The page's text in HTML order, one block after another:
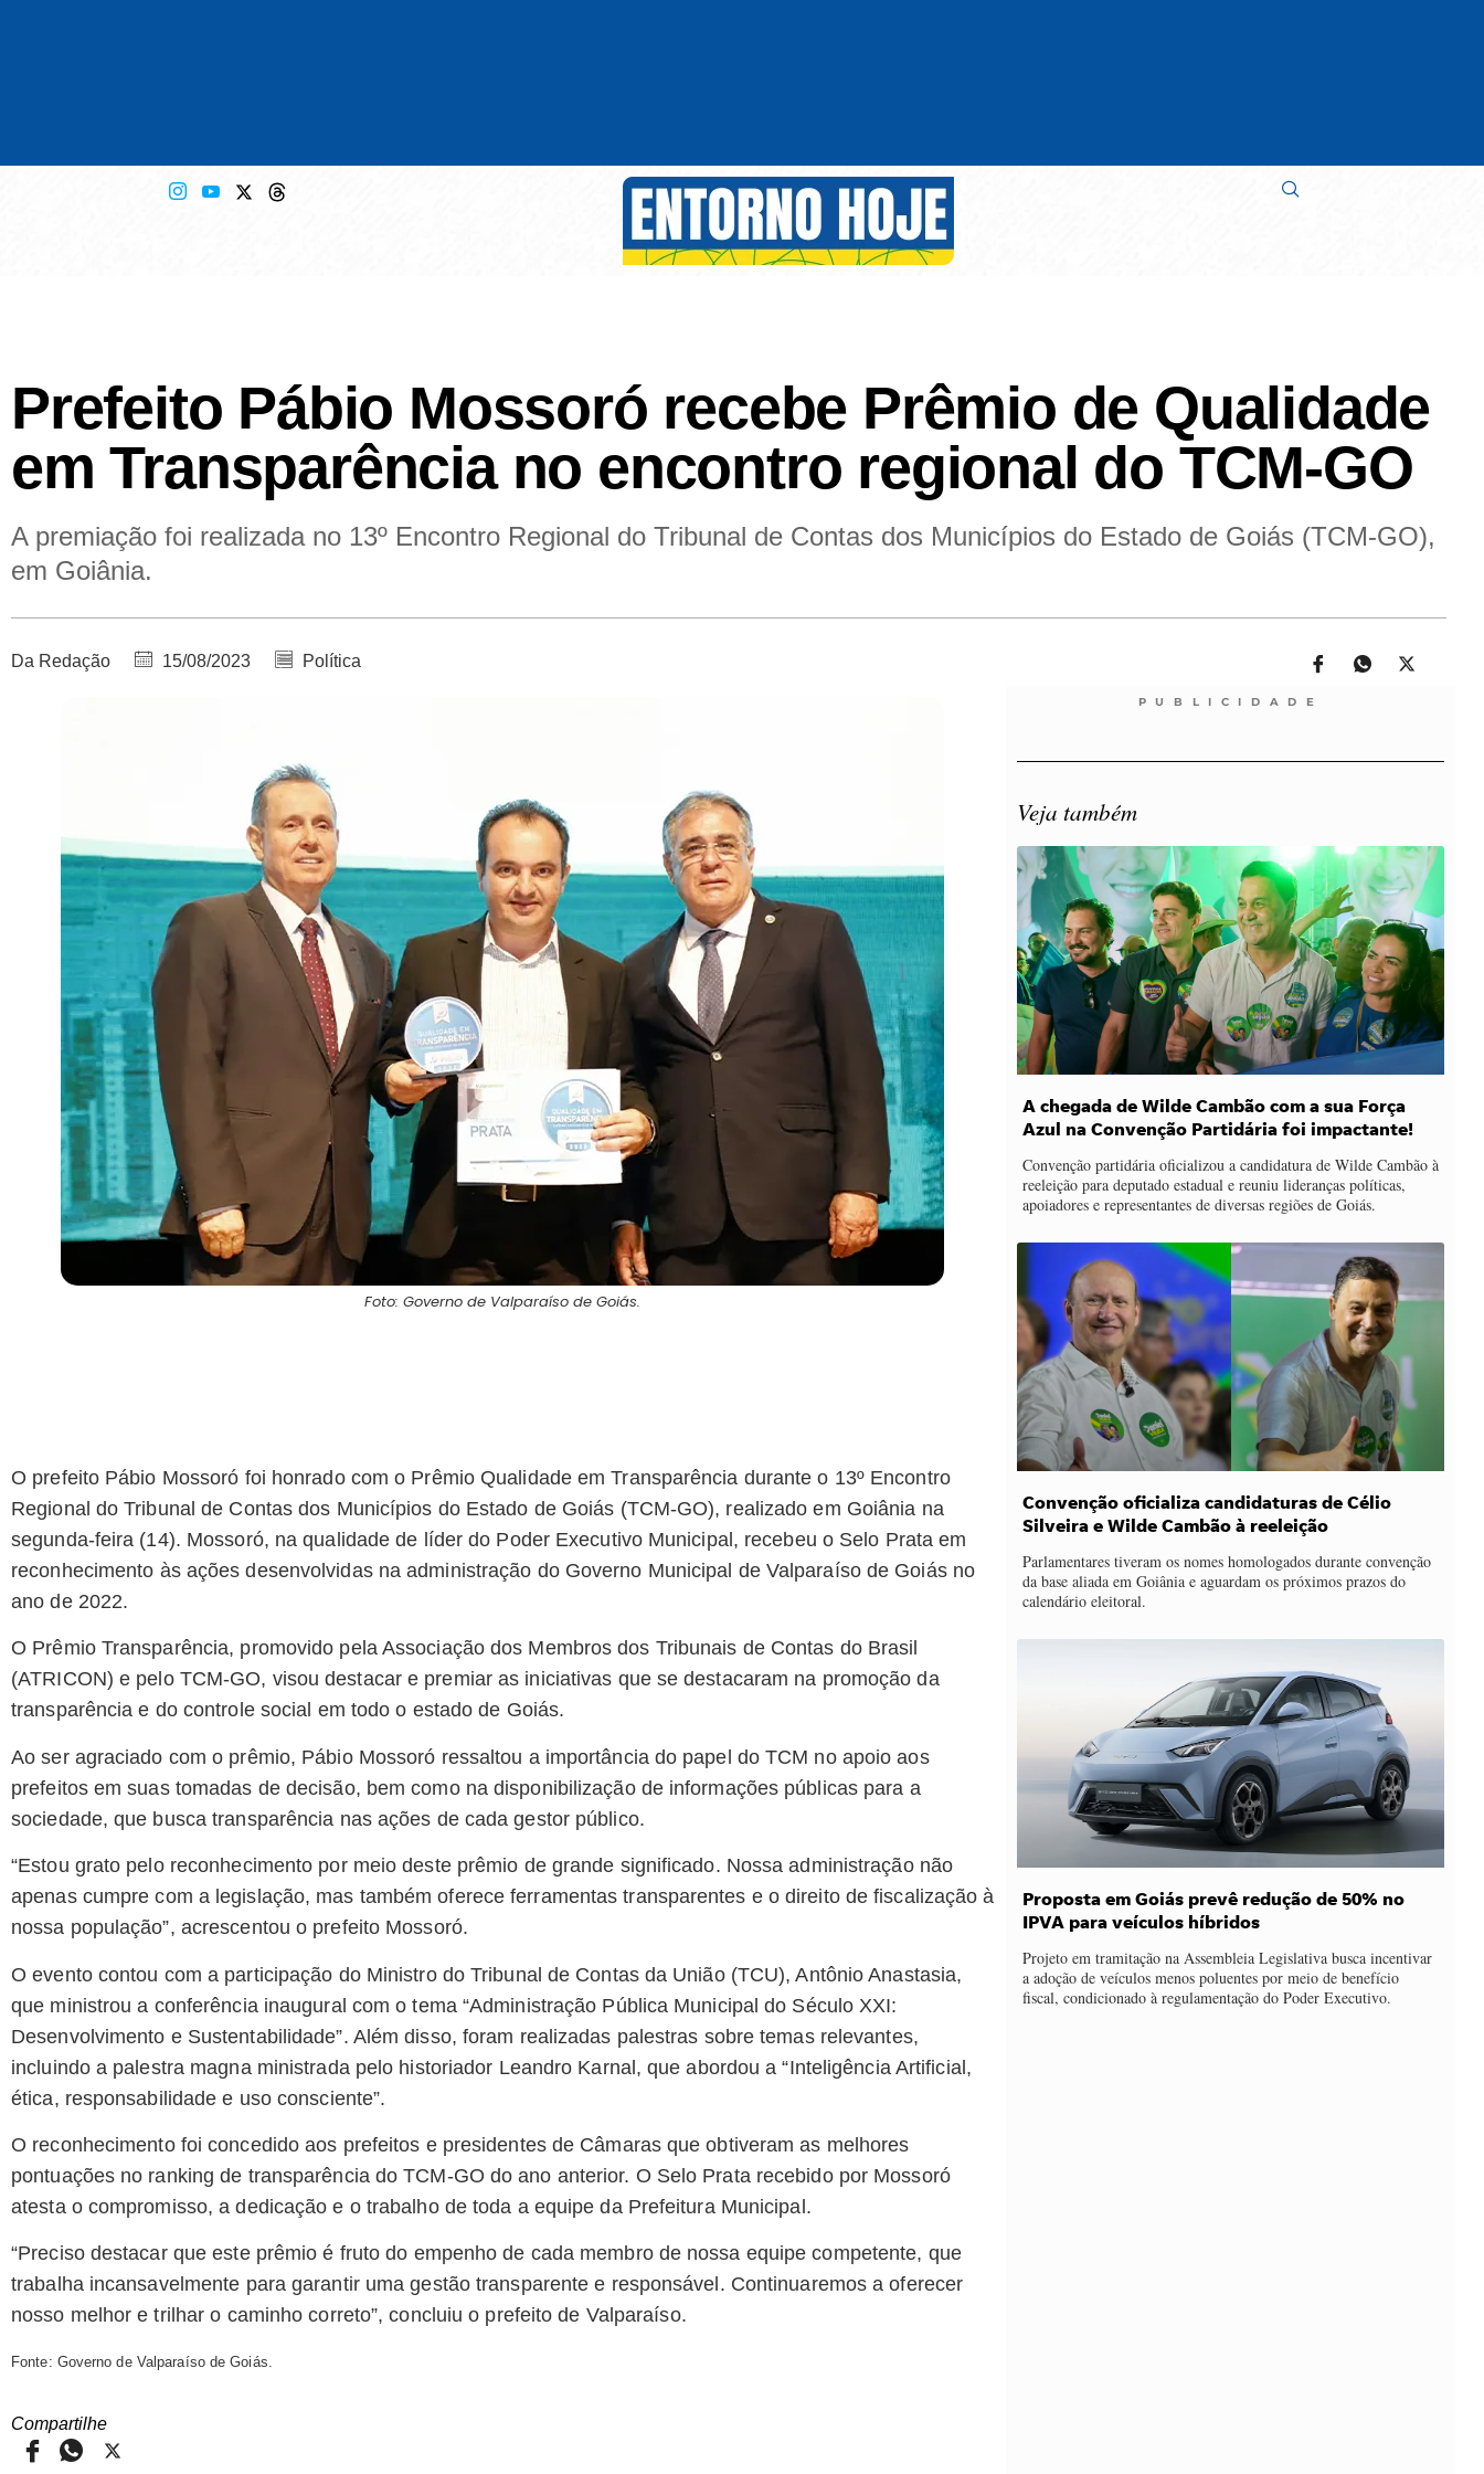
Prefeito Pábio Mossoró recebe Prêmio de Qualidade
em Transparência no encontro regional do TCM-GO
A premiação foi realizada no 13º Encontro Regional do Tribunal de Contas dos Municípios do Estado de Goiás (TCM-GO),
em Goiânia.
Da Redação 15/08/2023 Política
Foto: Governo de Valparaíso de Goiás.
O prefeito Pábio Mossoró foi honrado com o Prêmio Qualidade em Transparência durante o 13º Encontro
Regional do Tribunal de Contas dos Municípios do Estado de Goiás (TCM-GO), realizado em Goiânia na
segunda-feira (14). Mossoró, na qualidade de líder do Poder Executivo Municipal, recebeu o Selo Prata em
reconhecimento às ações desenvolvidas na administração do Governo Municipal de Valparaíso de Goiás no
ano de 2022.
O Prêmio Transparência, promovido pela Associação dos Membros dos Tribunais de Contas do Brasil
(ATRICON) e pelo TCM-GO, visou destacar e premiar as iniciativas que se destacaram na promoção da
transparência e do controle social em todo o estado de Goiás.
Ao ser agraciado com o prêmio, Pábio Mossoró ressaltou a importância do papel do TCM no apoio aos
prefeitos em suas tomadas de decisão, bem como na disponibilização de informações públicas para a
sociedade, que busca transparência nas ações de cada gestor público.
“Estou grato pelo reconhecimento por meio deste prêmio de grande significado. Nossa administração não
apenas cumpre com a legislação, mas também oferece ferramentas transparentes e o direito de fiscalização à
nossa população”, acrescentou o prefeito Mossoró.
O evento contou com a participação do Ministro do Tribunal de Contas da União (TCU), Antônio Anastasia,
que ministrou a conferência inaugural com o tema “Administração Pública Municipal do Século XXI:
Desenvolvimento e Sustentabilidade”. Além disso, foram realizadas palestras sobre temas relevantes,
incluindo a palestra magna ministrada pelo historiador Leandro Karnal, que abordou a “Inteligência Artificial,
ética, responsabilidade e uso consciente”.
O reconhecimento foi concedido aos prefeitos e presidentes de Câmaras que obtiveram as melhores
pontuações no ranking de transparência do TCM-GO do ano anterior. O Selo Prata recebido por Mossoró
atesta o compromisso, a dedicação e o trabalho de toda a equipe da Prefeitura Municipal.
“Preciso destacar que este prêmio é fruto do empenho de cada membro de nossa equipe competente, que
trabalha incansavelmente para garantir uma gestão transparente e responsável. Continuaremos a oferecer
nosso melhor e trilhar o caminho correto”, concluiu o prefeito de Valparaíso.
Fonte: Governo de Valparaíso de Goiás.
Compartilhe
PUBLICIDADE
Veja também
A chegada de Wilde Cambão com a sua Força
Azul na Convenção Partidária foi impactante!
Convenção partidária oficializou a candidatura de Wilde Cambão à
reeleição para deputado estadual e reuniu lideranças políticas,
apoiadores e representantes de diversas regiões de Goiás.
Convenção oficializa candidaturas de Célio
Silveira e Wilde Cambão à reeleição
Parlamentares tiveram os nomes homologados durante convenção
da base aliada em Goiânia e aguardam os próximos prazos do
calendário eleitoral.
Proposta em Goiás prevê redução de 50% no
IPVA para veículos híbridos
Projeto em tramitação na Assembleia Legislativa busca incentivar
a adoção de veículos menos poluentes por meio de benefício
fiscal, condicionado à regulamentação do Poder Executivo.